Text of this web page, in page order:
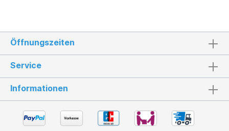
Öffnungszeiten
Service
Informationen